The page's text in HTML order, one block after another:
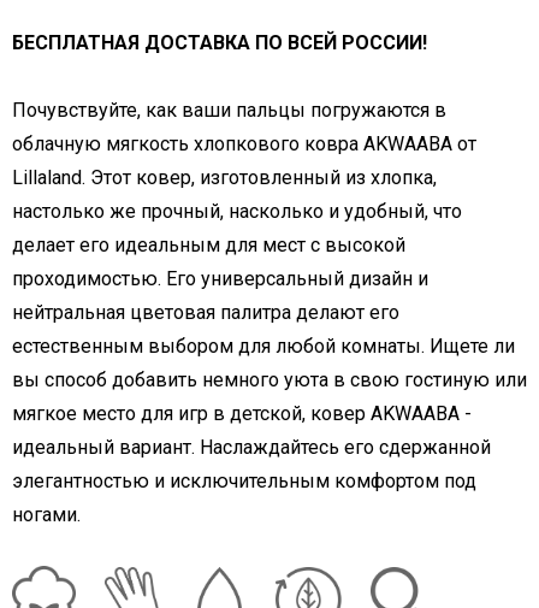
БЕСПЛАТНАЯ ДОСТАВКА ПО ВСЕЙ РОССИИ!
Почувствуйте, как ваши пальцы погружаются в
облачную мягкость хлопкового ковра AKWAABA от
Lillaland. Этот ковер, изготовленный из хлопка,
настолько же прочный, насколько и удобный, что
делает его идеальным для мест с высокой
проходимостью. Его универсальный дизайн и
нейтральная цветовая палитра делают его
естественным выбором для любой комнаты. Ищете ли
вы способ добавить немного уюта в свою гостиную или
мягкое место для игр в детской, ковер AKWAABA -
идеальный вариант. Наслаждайтесь его сдержанной
элегантностью и исключительным комфортом под
ногами.